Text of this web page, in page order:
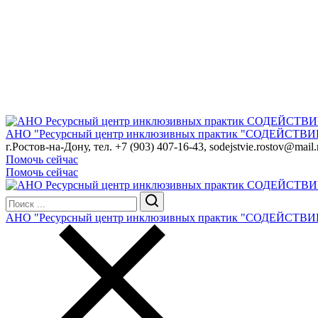
АНО "Ресурсный центр инклюзивных практик
г.Ростов-на-Дону, тел. +7 (903) 407-16-43,
Помочь сейчас
Помочь сейчас
АНО "Ресурсный центр инклюзивных практик